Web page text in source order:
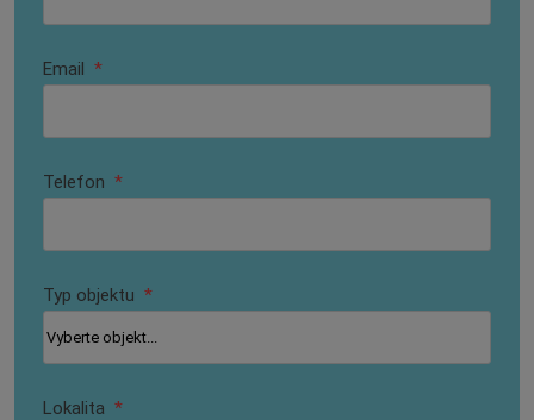
Email *
Telefon *
Typ objektu *
Lokalita *